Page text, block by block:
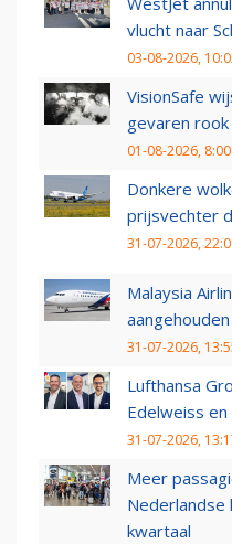
vlucht naar
03-08-2026,
VisionSafe
gevaren
01-08-2026, 8:00
Donkere
prijsvechter
31-07-2026,
Malaysia
31-07-2026,
Lufthansa
Edelweiss
31-07-2026,
Meer
Nederlandse
kwartaal